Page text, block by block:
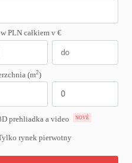
PLN całkiem v €
(m2)
prehliadka a video NOVÉ
rynek pierwotny